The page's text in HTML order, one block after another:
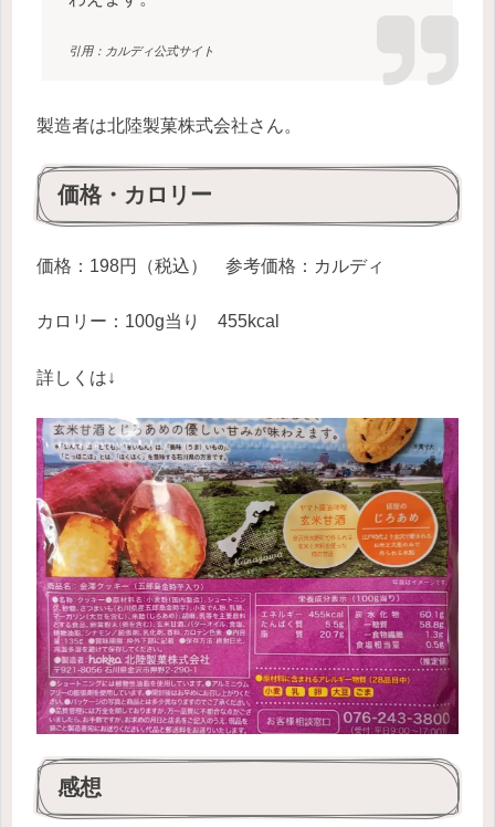
引用：カルディ公式サイト
製造者は北陸製菓株式会社さん。
価格・カロリー
価格：198円（税込） 参考価格：カルディ
カロリー：100g当り 455kcal
詳しくは↓
感想